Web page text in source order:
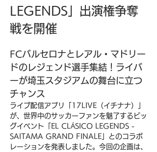
LEGENDS」出演権争奪
戦を開催
FCバルセロナとレアル・マドリー
ドのレジェンド選手集結！ライバ
ーが埼玉スタジアムの舞台に立つ
チャンス
ライブ配信アプリ「17LIVE（イチナナ）」
が、世界中のサッカーファンを魅了するビッ
グイベント「EL CLÁSICO LEGENDS -
SAITAMA GRAND FINALE」とのコラボ
レーションを発表しました。今回の企画は、